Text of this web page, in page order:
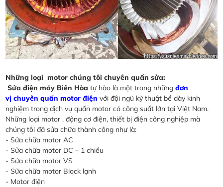
Những loại motor chúng tôi chuyên quấn sửa:
Sửa điện máy Biên Hòa tự hào là một trong nhữngđơn
vị chuyên quấn motor điện với đội ngũ kỹ thuật bề dày kinh
nghiệm trong dịch vụ quấn motor có công suất lớn tại Việt Nam.
Những loại motor , động cơ điện, thiết bị điện công nghiệp mà
chúng tôi đã sửa chữa thành công như là:
- Sửa chữa motor AC
- Sửa chữa motor DC – 1 chiều
- Sửa chữa motor VS
- Sữa chữa motor Block lạnh
- Motor điện